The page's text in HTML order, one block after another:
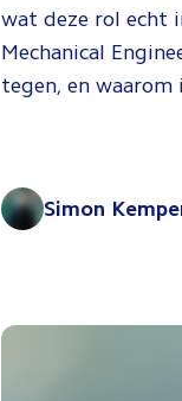
wat deze rol echt
Mechanical
tegen, en waarom
Simon